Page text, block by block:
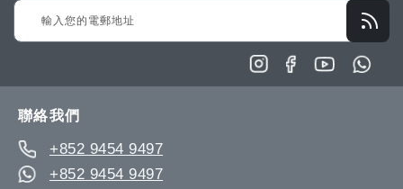
Sign
Up
聯絡我們
+852 9454 9497
+852 9454 9497